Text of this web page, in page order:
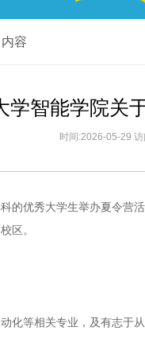
内容
学智能学院关
时间:2026-05-29
的优秀大学生举办夏令营
区。
化等相关专业，及有志于